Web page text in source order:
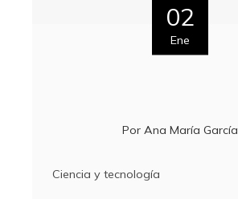
02
Ene
Por Ana María García
Ciencia y tecnología